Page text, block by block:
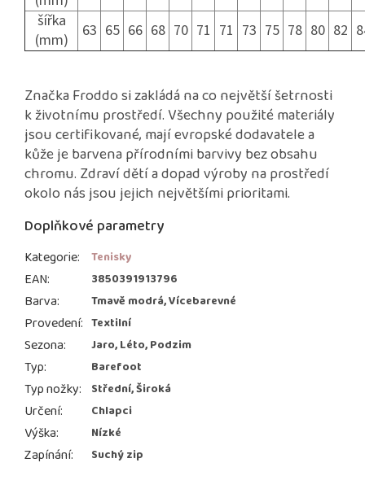
šířka
(mm)
63 65 66 68 70 71 71 73 75 78 80 82
Značka Froddo si zakládá na co největší šetrnosti
k životnímu prostředí. Všechny použité materiály
jsou certifikované, mají evropské dodavatele a
kůže je barvena přírodními barvivy bez obsahu
chromu. Zdraví dětí a dopad výroby na prostředí
okolo nás jsou jejich největšími prioritami.
Doplňkové parametry
Kategorie: Tenisky
EAN: 3850391913796
Barva: Tmavě modrá, Vícebarevné
Provedení: Textilní
Sezona: Jaro, Léto, Podzim
Typ: Barefoot
Typ nožky: Střední, Široká
Určení: Chlapci
Výška: Nízké
Zapínání: Suchý zip